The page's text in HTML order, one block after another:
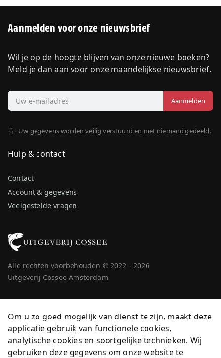
Aanmelden voor onze nieuwsbrief
Wil je op de hoogte blijven van onze nieuwe boeken?
Meld je dan aan voor onze maandelijkse nieuwsbrief.
Uw gegevens worden veilig verstuurd en met niemand gedeeld.
Hulp & contact
Account & gegevens
Veelgestelde vragen
Contact
Alle rechten voorbehouden © 2022 - 2026
Uitgeverij Cossee Amsterdam
Om u zo goed mogelijk van dienst te zijn, maakt deze
applicatie gebruik van functionele cookies,
analytische cookies en soortgelijke technieken. Wij
gebruiken deze gegevens om onze website te